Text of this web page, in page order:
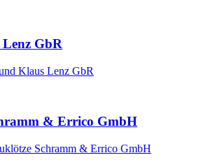
GbR
Klaus Lenz GbR
& Errico GmbH
Schramm & Errico GmbH